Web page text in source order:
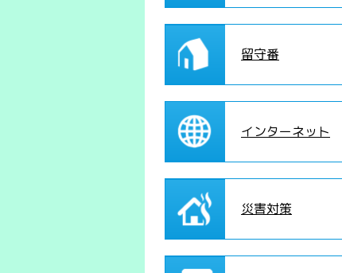
留守番
インターネット
災害対策